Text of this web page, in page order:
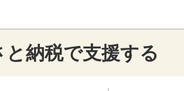
と納税で支援する